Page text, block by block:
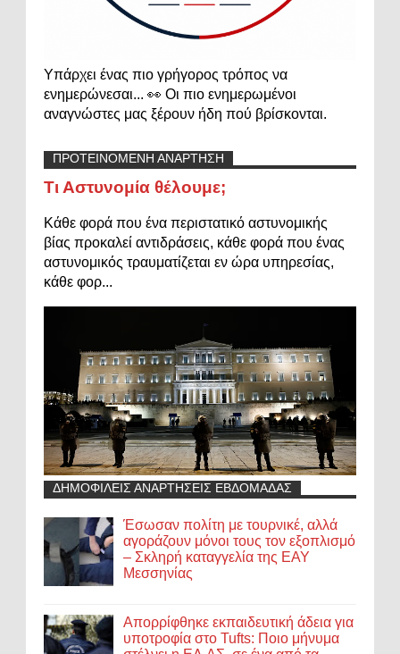
Υπάρχει ένας πιο γρήγορος τρόπος να
ενημερώνεσαι... 👀 Οι πιο ενημερωμένοι
αναγνώστες μας ξέρουν ήδη πού βρίσκονται.
ΠΡΟΤΕΙΝΟΜΕΝΗ ΑΝΑΡΤΗΣΗ
Τι Αστυνομία θέλουμε;
Κάθε φορά που ένα περιστατικό αστυνομικής
βίας προκαλεί αντιδράσεις, κάθε φορά που ένας
αστυνομικός τραυματίζεται εν ώρα υπηρεσίας,
κάθε φορ...
ΔΗΜΟΦΙΛΕΙΣ ΑΝΑΡΤΗΣΕΙΣ ΕΒΔΟΜΑΔΑΣ
Έσωσαν πολίτη με τουρνικέ, αλλά
αγοράζουν μόνοι τους τον εξοπλισμό
– Σκληρή καταγγελία της ΕΑΥ
Μεσσηνίας
Απορρίφθηκε εκπαιδευτική άδεια για
υποτροφία στο Tufts: Ποιο μήνυμα